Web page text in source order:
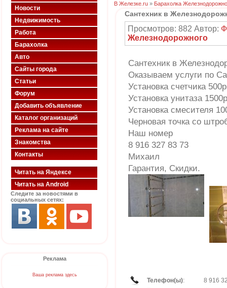
Новости
Недвижимость
Работа
Барахолка
Авто
Сайты города
Статьи
Форум
Добавить объявление
Каталог организаций
Реклама на сайте
Знакомства
Контакты
Читать на Яндексе
Читать на Android
Следите за новостями в
социальных сетях:
Реклама
Ваша реклама здесь
В Железке.ru » Барахолка
Сантехник в
Просмотров: 882 Автор:
Железнодорожного
Сантехник в
Оказываем услуги по
Установка счетчика 500р
Установка унитаза 1500р
Установка смесителя
Черновая точка со
Наш номер
8 916 327 83 73
Михаил
Гарантия, Скидки.
Телефон(ы):
8 916